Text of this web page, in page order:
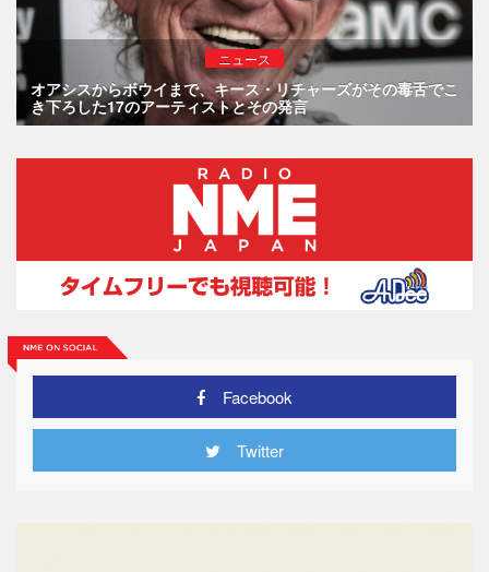
ニュース
オアシスからボウイまで、キース・リチャーズがその毒舌でこ
き下ろした17のアーティストとその発言
Facebook
Twitter